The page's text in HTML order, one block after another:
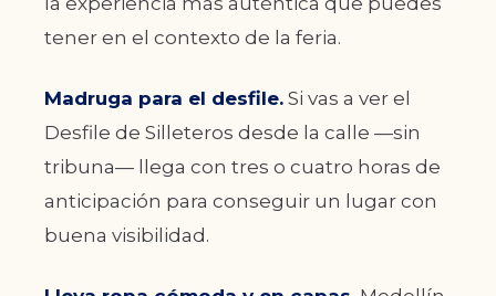
tener en el contexto de la feria.
Madruga para el desfile. Si vas a ver el
Desfile de Silleteros desde la calle —sin
tribuna— llega con tres o cuatro horas de
anticipación para conseguir un lugar con
buena visibilidad.